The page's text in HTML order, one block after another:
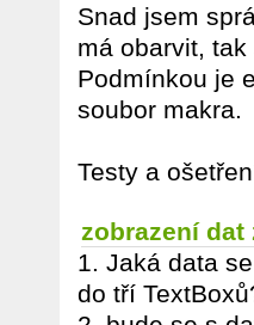
Snad jsem
má obarvit,
Podmínkou je
soubor makra.
Testy a
zobrazení
1. Jaká data
do tří